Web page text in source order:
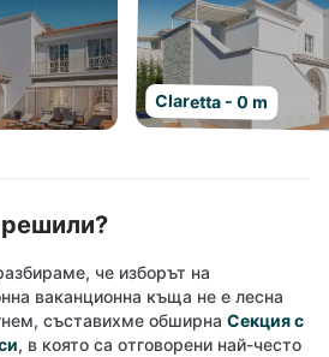
Claretta - 0 m
че изборът на
ваканционна къща не е лесна
съставихме обширна Секция с
, в която са отговорени най-често